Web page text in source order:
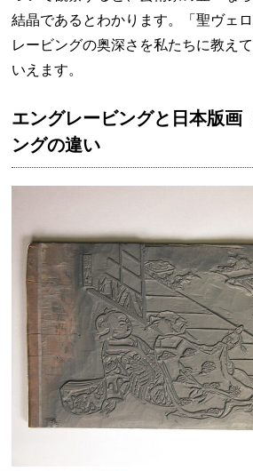
結晶であるとわかります。「聖ヴェ
レービングの奥深さを私たちに教え
いえます。
エングレービングと日本版画
ングの違い